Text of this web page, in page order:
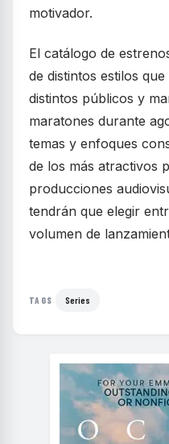
motivador.
El catálogo de
de distintos estilos
distintos públicos y
maratones durante
temas y enfoques
de los más atractivos
producciones
tendrán que elegir
volumen de
TAGS Series